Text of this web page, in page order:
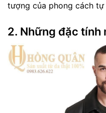
tượng của phong cách
2. Những đặc tính